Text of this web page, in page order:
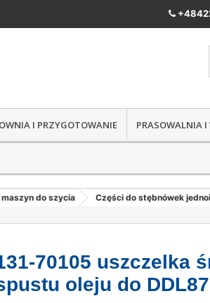
I PRZYGOTOWANIE PRASOWALNIA
do szycia Części do stębnówek
70105 uszczelka
oleju do